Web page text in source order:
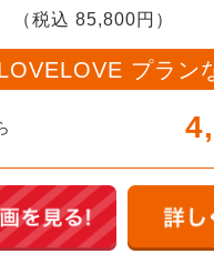
（税込 85,800円）
プラン